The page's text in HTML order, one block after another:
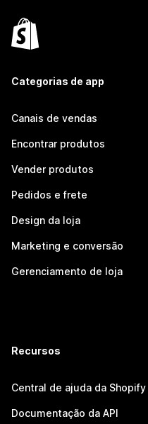
Categorias de app
Canais de vendas
Encontrar produtos
Vender produtos
Pedidos e frete
Design da loja
Marketing e conversão
Gerenciamento de loja
Recursos
Central de ajuda da Shopify
Documentação da API